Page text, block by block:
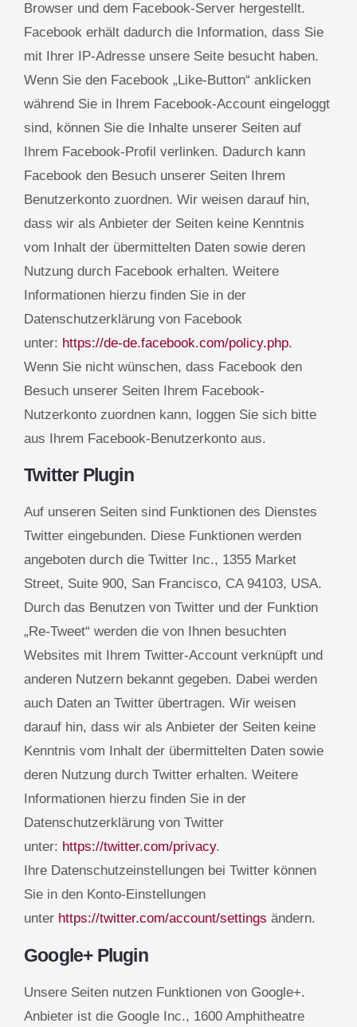
Browser und dem Facebook-Server hergestellt.
Facebook erhält dadurch die Information, dass Sie
mit Ihrer IP-Adresse unsere Seite besucht haben.
Wenn Sie den Facebook „Like-Button“ anklicken
während Sie in Ihrem Facebook-Account eingeloggt
sind, können Sie die Inhalte unserer Seiten auf
Ihrem Facebook-Profil verlinken. Dadurch kann
Facebook den Besuch unserer Seiten Ihrem
Benutzerkonto zuordnen. Wir weisen darauf hin,
dass wir als Anbieter der Seiten keine Kenntnis
vom Inhalt der übermittelten Daten sowie deren
Nutzung durch Facebook erhalten. Weitere
Informationen hierzu finden Sie in der
Datenschutzerklärung von Facebook
unter: https://de-de.facebook.com/policy.php.
Wenn Sie nicht wünschen, dass Facebook den
Besuch unserer Seiten Ihrem Facebook-
Nutzerkonto zuordnen kann, loggen Sie sich bitte
aus Ihrem Facebook-Benutzerkonto aus.
Twitter Plugin
Auf unseren Seiten sind Funktionen des Dienstes
Twitter eingebunden. Diese Funktionen werden
angeboten durch die Twitter Inc., 1355 Market
Street, Suite 900, San Francisco, CA 94103, USA.
Durch das Benutzen von Twitter und der Funktion
„Re-Tweet“ werden die von Ihnen besuchten
Websites mit Ihrem Twitter-Account verknüpft und
anderen Nutzern bekannt gegeben. Dabei werden
auch Daten an Twitter übertragen. Wir weisen
darauf hin, dass wir als Anbieter der Seiten keine
Kenntnis vom Inhalt der übermittelten Daten sowie
deren Nutzung durch Twitter erhalten. Weitere
Informationen hierzu finden Sie in der
Datenschutzerklärung von Twitter
unter: https://twitter.com/privacy.
Ihre Datenschutzeinstellungen bei Twitter können
Sie in den Konto-Einstellungen
unter https://twitter.com/account/settings ändern.
Google+ Plugin
Unsere Seiten nutzen Funktionen von Google+.
Anbieter ist die Google Inc., 1600 Amphitheatre